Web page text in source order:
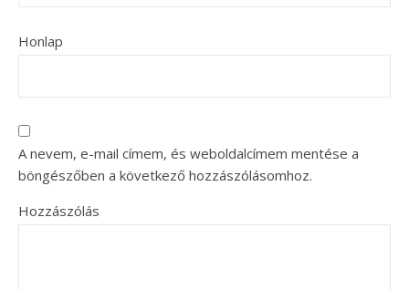
Honlap
A nevem, e-mail címem, és weboldalcímem mentése a
böngészőben a következő hozzászólásomhoz.
Hozzászólás